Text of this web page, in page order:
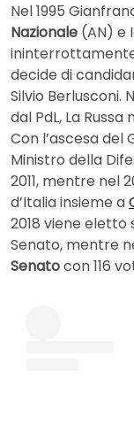
Nel 1995
Nazionale (AN) e
ininterrottamente
decide di
Silvio Berlusconi.
dal PdL, La
Con l’ascesa del
Ministro della
2011, mentre nel
d’Italia insieme a
2018 viene
Senato, mentre
Senatocon 116